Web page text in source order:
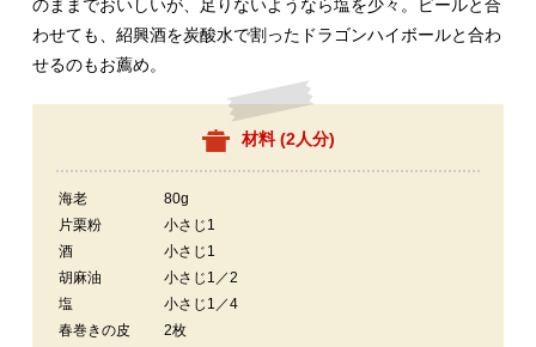
のままでおいしいが、足りないようなら塩を少々。ビールと合
わせても、紹興酒を炭酸水で割ったドラゴンハイボールと合わ
せるのもお薦め。
材料 (2人分)
海老
80g
片栗粉
小さじ1
酒
小さじ1
胡麻油
小さじ1／2
塩
小さじ1／4
春巻きの皮
2枚